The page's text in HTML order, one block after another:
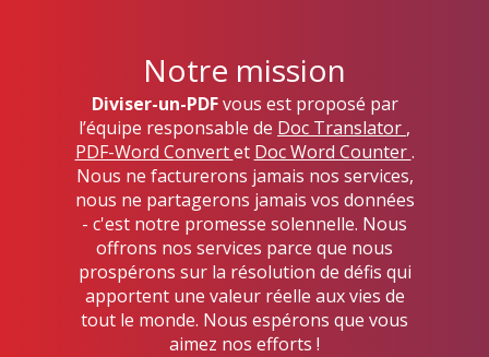
Notre mission
Diviser-un-PDFvous est proposé par
l’équipe responsable de Doc Translator ,
PDF-Word Convertet Doc Word Counter.
Nous ne facturerons jamais nos services,
nous ne partagerons jamais vos données
- c'est notre promesse solennelle. Nous
offrons nos services parce que nous
prospérons sur la résolution de défis qui
apportent une valeur réelle aux vies de
tout le monde. Nous espérons que vous
aimez nos efforts !